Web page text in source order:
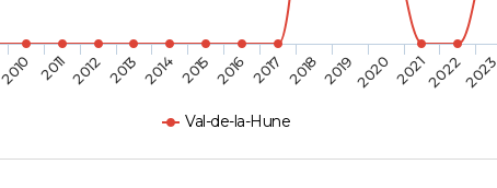
Val-de-la-Hune
2010 2011 2012 2013 2014 2015 2016 2017 2018 20192020 202120222023